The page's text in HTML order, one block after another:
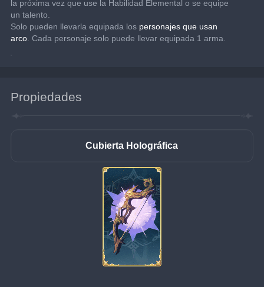
la próxima vez que use la Habilidad Elemental o se equipe
un talento.
Solo pueden llevarla equipada los personajes que usan
arco . Cada personaje solo puede llevar equipada 1 arma.
Propiedades
Cubierta Holográfica